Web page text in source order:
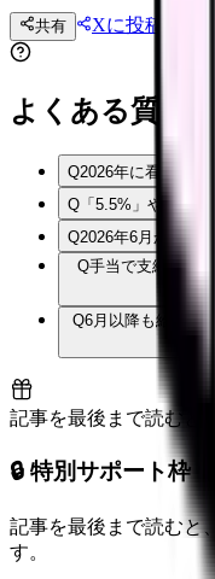
共有 Xに投稿
よくある質問
Q2026年に看護師の
Q 「5.5%」や「8%
Q2026年6月から8%
Q手当で支給され
Q6月以降も給料が
記事を最後まで読むと
🔒 特別サポート枠（
記事を最後まで読むと
す。